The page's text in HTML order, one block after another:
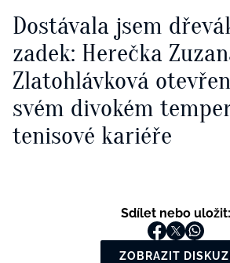
Dostávala jsem
zadek: Herečka
Zlatohlávková
svém divokém
tenisové kariéře
Sdílet nebo uložit:
ZOBRAZIT DISKUZI